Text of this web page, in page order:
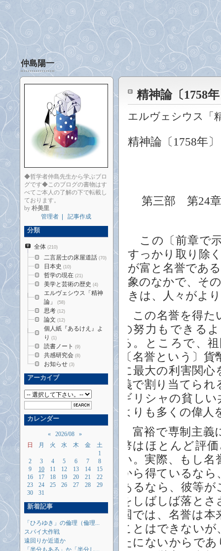
仲島陽一
精神論〔1758
エルヴェシウス「
精神論〔1758年〕
第三部 第24
この〔前章で
すっかり取り除
が富と名誉であ
象のなかで、そ
きは、人々がよ
この名誉を得た
の努力もできる
る。ところで、
〔名誉という〕
に最大の利害関
義で割り当てら
ギリシャの貧し
よりも多くの偉
富裕で専制主義
幣はほとんど評
い。実際、もし
から得ているな
あるなら、彼等
をしばしば落と
国では、名誉は
ことはできない
たにないからで
◆哲学者仲島先生から学ぶブロ
グです◆このブログの書物はす
べてご本人の了解の下で転載し
ております。
by 朴美里
管理者
記事作成
分類
全体 (210)
二言居士の床屋道話 (70)
日本史 (10)
哲学の現在 (21)
美学と芸術の歴史 (4)
エルヴェシウス「精神
論」
(58)
思考 (12)
論文 (12)
個人紙『あるけえ』よ
り (1)
読書ノート (9)
共感研究会 (8)
お知らせ (3)
アーカイブ
カレンダー
« 2026/08
»
日
月 火 水 木 金
土
1
2
3 4 5 6 7
8
9
10 11 12 13 14
15
16
17 18 19 20 21
22
23
24 25 26 27 28
29
30
31
新着記事
「ひろゆき」の倫理（倫理...
スパイ大作戦
遠回りか近道か
「半分もある」か「半分し...